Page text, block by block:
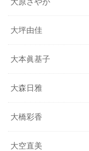
大坪由佳
大本眞基子
大森日雅
大橋彩香
大空直美